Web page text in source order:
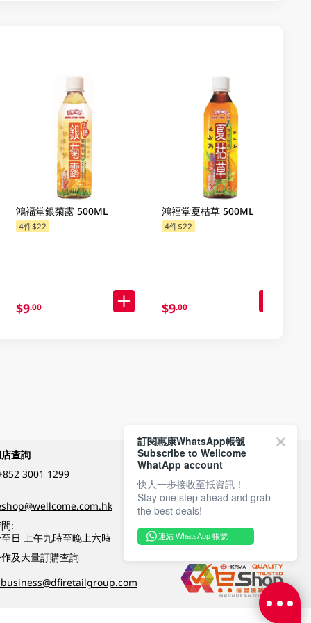
鴻褔堂銀菊露 500ML
4件$22
$9.00
鴻福堂夏枯草 500ML
4件$22
$9.00
查詢
3001 1299
:
日 上午九時至晚上六時
及大量訂購查詢
付款方式
關注我們
訂閱惠康WhatsApp帳號
Subscribe to Wellcome
WhatApp account
快人一步接收至抵資訊！
Stay one step ahead and grab
the best deals!
連結 WhatsApp 帳號